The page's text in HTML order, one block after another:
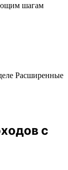
шагам
Расширенные
с